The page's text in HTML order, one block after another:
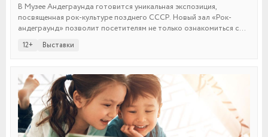
В Музее Андеграунда готовится уникальная экспозиция,
посвященная рок-культуре позднего СССР. Новый зал «Рок-
андеграунд» позволит посетителям не только ознакомиться с
легендарной музыкой, но и глубже студийный понять быт того
времени.
12+ Выставки